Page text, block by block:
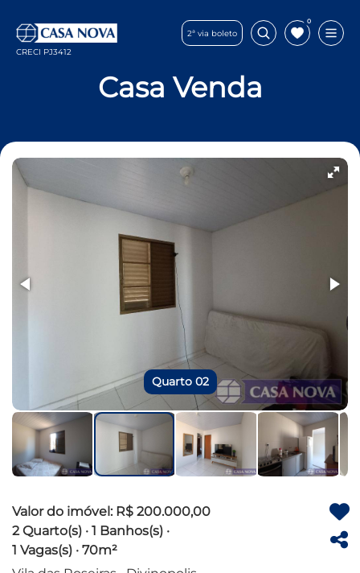
2ª via boleto
0
CRECI PJ3412
Casa Venda
Quarto 02
Valor do imóvel: R$ 200.000,00
2 Quarto(s) · 1 Banhos(s) ·
1 Vagas(s) · 70m²